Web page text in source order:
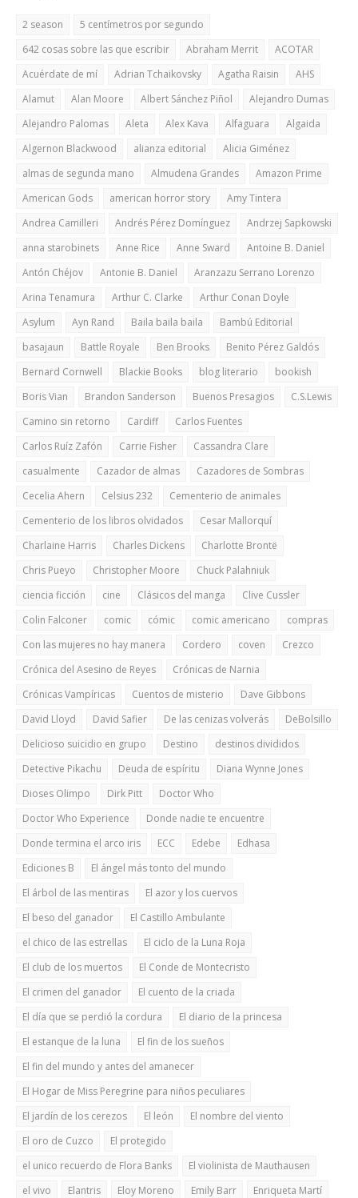
2 season
5 centímetros por segundo
642 cosas sobre las que escribir
Abraham Merrit
ACOTAR
Acuérdate de mí
Adrian Tchaikovsky Agatha Raisin
AHS
Alamut
Alan Moore Albert Sánchez Piñol
Alejandro Dumas
Alejandro Palomas
Aleta Alex Kava Alfaguara
Algaida
Algernon Blackwood
alianza editorial
Alicia Giménez
almas de segunda mano
Almudena Grandes
Amazon Prime
American Gods
american horror story
Amy Tintera
Andrea Camilleri
Andrés Pérez Domínguez
Andrzej Sapkowski
anna starobinets
Anne Rice Anne Sward
Antoine B. Daniel
Antón Chéjov
Antonie B. Daniel
Aranzazu Serrano Lorenzo
Arina Tenamura
Arthur C. Clarke
Arthur Conan Doyle
Asylum
Ayn Rand Baila baila baila
Bambú Editorial
basajaun
Battle Royale Ben Brooks
Benito Pérez Galdós
Bernard Cornwell
Blackie Books blog literario
bookish
Boris Vian
Brandon Sanderson Buenos Presagios
C.S.Lewis
Camino sin retorno
Cardiff
Carlos Fuentes
Carlos Ruíz Zafón
Carrie Fisher
Cassandra Clare
casualmente
Cazador de almas
Cazadores de Sombras
Cecelia Ahern
Celsius 232
Cementerio de animales
Cementerio de los libros olvidados
Cesar Mallorquí
Charlaine Harris
Charles Dickens
Charlotte Brontë
Chris Pueyo
Christopher Moore
Chuck Palahniuk
ciencia ficción
cine Clásicos del manga
Clive Cussler
Colin Falconer
comic cómic comic americano
compras
Con las mujeres no hay manera
Cordero coven
Crezco
Crónica del Asesino de Reyes
Crónicas de Narnia
Crónicas Vampíricas
Cuentos de misterio
Dave Gibbons
David Lloyd
David Safier De las cenizas volverás
DeBolsillo
Delicioso suicidio en grupo
Destino
destinos divididos
Detective Pikachu
Deuda de espíritu
Diana Wynne Jones
Dioses Olimpo
Dirk Pitt
Doctor Who
Doctor Who Experience
Donde nadie te encuentre
Donde termina el arco iris
ECC Edebe
Edhasa
Ediciones B
El ángel más tonto del mundo
El árbol de las mentiras
El azor y los cuervos
El beso del ganador
El Castillo Ambulante
el chico de las estrellas
El ciclo de la Luna Roja
El club de los muertos
El Conde de Montecristo
El crimen del ganador
El cuento de la criada
El día que se perdió la cordura
El diario de la princesa
El estanque de la luna
El fin de los sueños
El fin del mundo y antes del amanecer
El Hogar de Miss Peregrine para niños peculiares
El jardín de los cerezos
El león
El nombre del viento
El oro de Cuzco
El protegido
el unico recuerdo de Flora Banks
El violinista de Mauthausen
el vivo
Elantris Eloy Moreno Emily Barr Enriqueta Martí